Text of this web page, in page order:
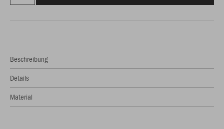
Beschreibung
Details
Material